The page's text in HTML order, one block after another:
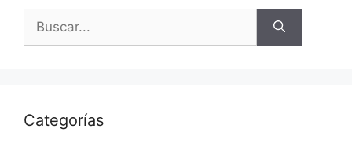
Categorías